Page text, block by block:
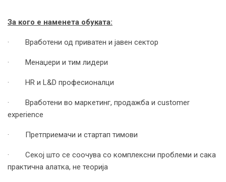
За кого е наменета обуката:
· Вработени од приватен и јавен сектор
· Менаџери и тим лидери
· HR и L&D професионалци
· Вработени во маркетинг, продажба и customer
experience
· Претприемачи и стартап тимови
· Секој што се соочува со комплексни проблеми и сака
практична алатка, не теорија